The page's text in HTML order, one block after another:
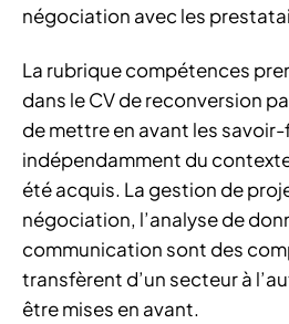
négociation avec les
La rubrique compétences
dans le CV de reconversion
de mettre en avant les
indépendamment du
été acquis. La gestion de
négociation, l’analyse de
communication sont des
transfèrent d’un secteur à
être mises en avant.